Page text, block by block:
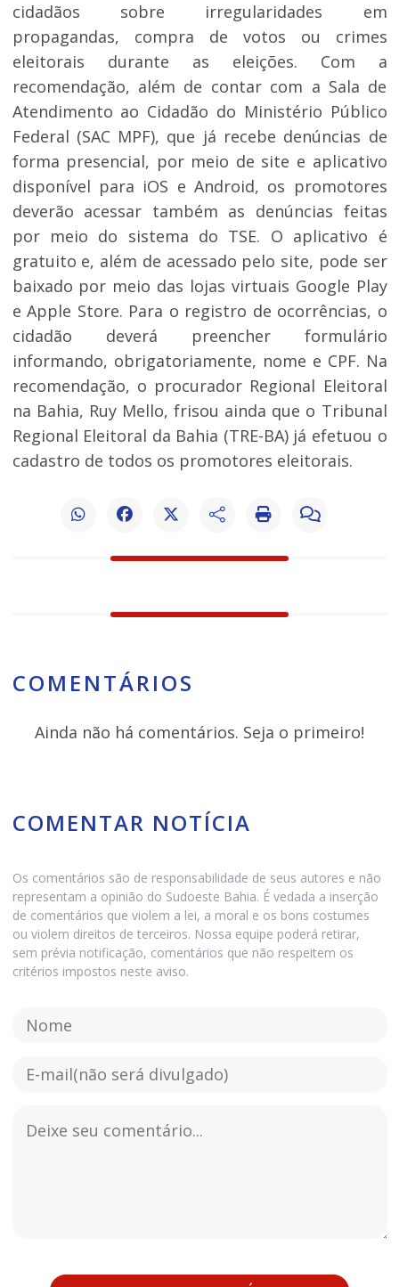
cidadãos sobre irregularidades em
propagandas, compra de votos ou crimes
eleitorais durante as eleições. Com a
recomendação, além de contar com a Sala de
Atendimento ao Cidadão do Ministério Público
Federal (SAC MPF), que já recebe denúncias de
forma presencial, por meio de site e aplicativo
disponível para iOS e Android, os promotores
deverão acessar também as denúncias feitas
por meio do sistema do TSE. O aplicativo é
gratuito e, além de acessado pelo site, pode ser
baixado por meio das lojas virtuais Google Play
e Apple Store. Para o registro de ocorrências, o
cidadão deverá preencher formulário
informando, obrigatoriamente, nome e CPF. Na
recomendação, o procurador Regional Eleitoral
na Bahia, Ruy Mello, frisou ainda que o Tribunal
Regional Eleitoral da Bahia (TRE-BA) já efetuou o
cadastro de todos os promotores eleitorais.
COMENTÁRIOS
Ainda não há comentários. Seja o primeiro!
COMENTAR NOTÍCIA
Os comentários são de responsabilidade de seus autores e não
representam a opinião do Sudoeste Bahia. É vedada a inserção
de comentários que violem a lei, a moral e os bons costumes
ou violem direitos de terceiros. Nossa equipe poderá retirar,
sem prévia notificação, comentários que não respeitem os
critérios impostos neste aviso.